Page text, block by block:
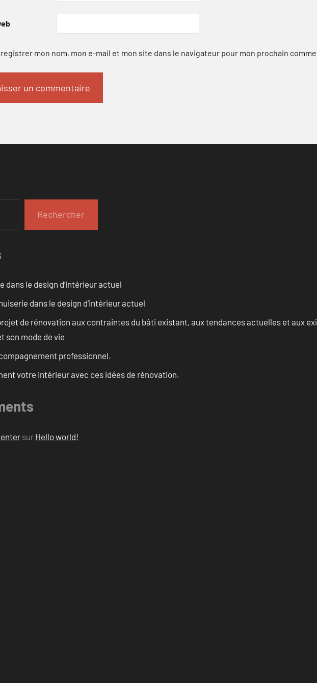
mon nom, mon e-mail et mon site dans le navigateur pour mon prochain
Rechercher
dans le design d’intérieur actuel
dans le design d’intérieur actuel
de rénovation aux contraintes du bâti existant, aux tendances actuelles et aux
son mode de vie
professionnel.
votre intérieur avec ces idées de rénovation.
sur Hello world!